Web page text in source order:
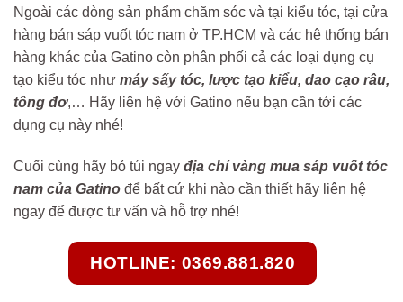
Ngoài các dòng sản phẩm chăm sóc và tại kiểu tóc, tại cửa
hàng bán sáp vuốt tóc nam ở TP.HCM và các hệ thống bán
hàng khác của Gatino còn phân phối cả các loại dụng cụ
tạo kiểu tóc như máy sấy tóc, lược tạo kiểu, dao cạo râu,
tông đơ,… Hãy liên hệ với Gatino nếu bạn cần tới các
dụng cụ này nhé!
Cuối cùng hãy bỏ túi ngay địa chỉ vàng mua sáp vuốt tóc
nam của Gatino để bất cứ khi nào cần thiết hãy liên hệ
ngay để được tư vấn và hỗ trợ nhé!
HOTLINE: 0369.881.820